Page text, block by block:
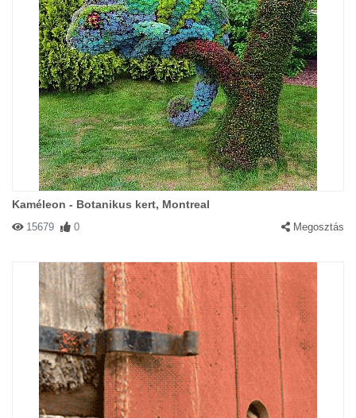
Kaméleon - Botanikus kert, Montreal
15679 0 Megosztás